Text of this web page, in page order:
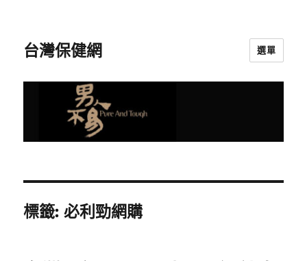
台灣保健網 選單
標籤:必利勁網購